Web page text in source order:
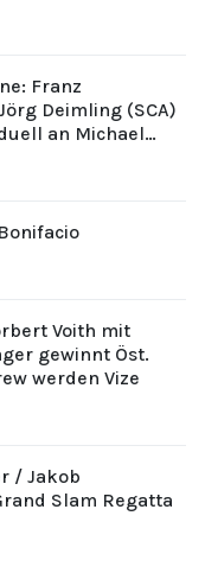
Franz
Deimling (SCA)
an Michael
Voith mit
gewinnt Öst.
werden Vize
/ Jakob
Slam Regatta